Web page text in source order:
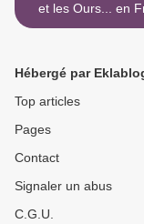
et les Ours... en
Hébergé par
Top articles
Pages
Contact
Signaler un abus
C.G.U.